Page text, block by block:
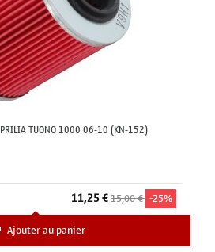
TUONO 1000 06-10 (KN-152)
11,25 €15,00 € -25%
Ajouter au panier